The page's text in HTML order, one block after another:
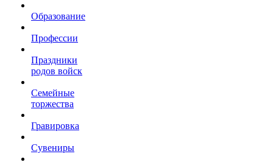
Образование
Профессии
Праздники
родов войск
Семейные
торжества
Гравировка
Сувениры